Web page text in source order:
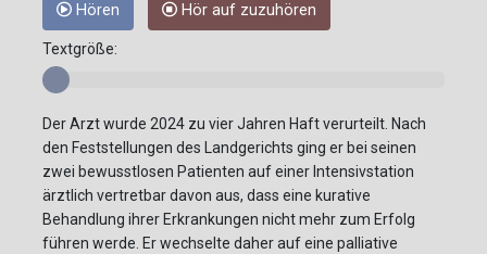
Hören Hör auf zuzuhören
Textgröße:
Der Arzt wurde 2024 zu vier Jahren Haft verurteilt. Nach
den Feststellungen des Landgerichts ging er bei seinen
zwei bewusstlosen Patienten auf einer Intensivstation
ärztlich vertretbar davon aus, dass eine kurative
Behandlung ihrer Erkrankungen nicht mehr zum Erfolg
führen werde. Er wechselte daher auf eine palliative